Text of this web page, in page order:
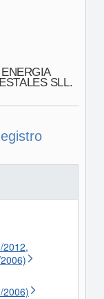
SLL.
2012,
2006)